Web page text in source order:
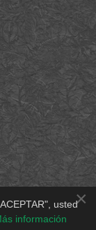
×
usted
información